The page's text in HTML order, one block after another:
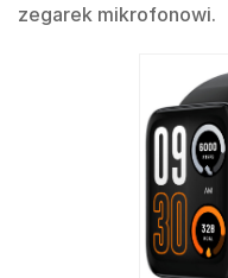
zegarek mikrofonowi.